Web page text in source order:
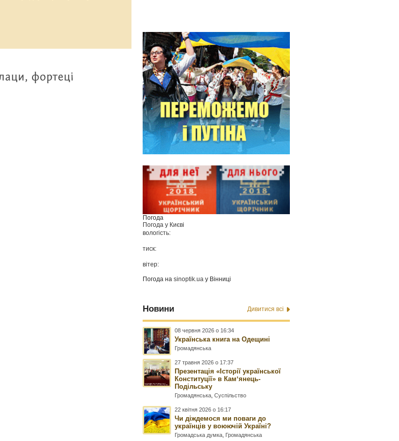
Погода
Погода у Києві
вологість:
тиск:
вітер:
Погода наsinoptik.ua у Вінниці
Новини Дивитися всі
08 червня 2026 о 16:34
Українська книга на Одещині
Громадянська
27 травня 2026 о 17:37
Презентація «Історії української
Конституції» в Камʼянець-
Подільську
Громадянська ,Суспільство
22 квітня 2026 о 16:17
Чи діждемося ми поваги до
українців у воюючій Україні?
Громадська думка Громадянська